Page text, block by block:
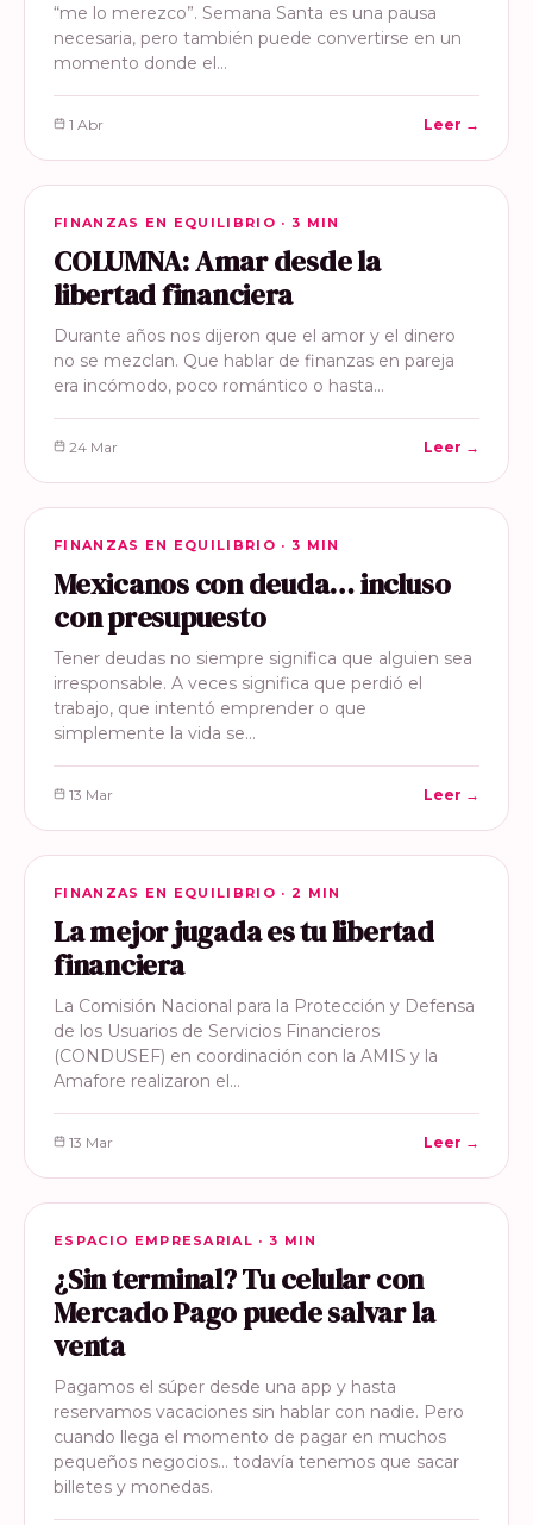
“me lo merezco”. Semana Santa es una pausa
necesaria, pero también puede convertirse en un
momento donde el…
1 Abr Leer →
FINANZAS EN EQUILIBRIO
FINANZAS EN EQUILIBRIO · 3 MIN
COLUMNA: Amar desde la
libertad financiera
Durante años nos dijeron que el amor y el dinero
no se mezclan. Que hablar de finanzas en pareja
era incómodo, poco romántico o hasta…
24 Mar Leer →
FINANZAS EN EQUILIBRIO
FINANZAS EN EQUILIBRIO · 3 MIN
Mexicanos con deuda… incluso
con presupuesto
Tener deudas no siempre significa que alguien sea
irresponsable. A veces significa que perdió el
trabajo, que intentó emprender o que
simplemente la vida se…
13 Mar Leer →
FINANZAS EN EQUILIBRIO
FINANZAS EN EQUILIBRIO · 2 MIN
La mejor jugada es tu libertad
financiera
La Comisión Nacional para la Protección y Defensa
de los Usuarios de Servicios Financieros
(CONDUSEF) en coordinación con la AMIS y la
Amafore realizaron el…
13 Mar Leer →
ESPACIO EMPRESARIAL
ESPACIO EMPRESARIAL · 3 MIN
¿Sin terminal? Tu celular con
Mercado Pago puede salvar la
venta
Pagamos el súper desde una app y hasta
reservamos vacaciones sin hablar con nadie. Pero
cuando llega el momento de pagar en muchos
pequeños negocios… todavía tenemos que sacar
billetes y monedas.